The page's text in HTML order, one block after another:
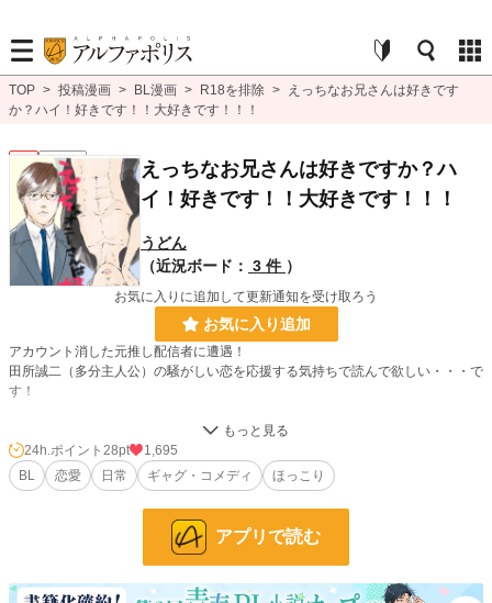
TOP > 投稿漫画 > BL漫画 > R18を排除 >
えっちなお兄さんは好きです
か？ハイ！好きです！！大好きです！！！
連載中
えっちなお兄さんは好きですか？ハ
イ！好きです！！大好きです！！！
うどん
（近況ボード： 3 件 ）
お気に入りに追加して更新通知を受け取ろう
お気に入り追加
アカウント消した元推し配信者に遭遇！
田所誠二（多分主人公）の騒がしい恋を応援する気持ちで読んで欲しい・・・で
す！
他サイトにも載せてます（予定含む）
106 位 / 1,406 件
65 位 / 1,080 件
お気に入り 129
24h.ポイント 28pt
1,695
BL
恋愛 日常 ギャグ・コメディ ほっこり
アプリで読む